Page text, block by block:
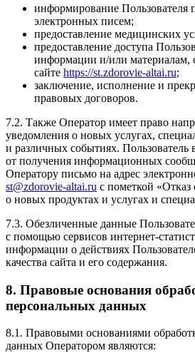
информирование Пользователя
электронных писем;
предоставление медицинских
предоставление доступа
информации и/или материалам,
сайте https://st.zdorovie-altai.ru;
заключение, исполнение и
правовых договоров.
7.2. Также Оператор имеет право
уведомления о новых услугах,
и различных событиях. Пользователь
от получения информационных
Оператору письмо на адрес
st@zdorovie-altai.ru с пометкой «Отказ
о новых продуктах и услугах и
7.3. Обезличенные данные
с помощью сервисов интернет-
информации о действиях
качества сайта и его содержания.
8. Правовые основания
персональных данных
8.1. Правовыми основаниями
данных Оператором являются: